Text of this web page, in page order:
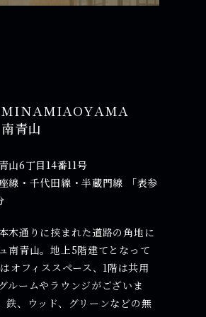
MINAMIAOYAMA
⻘⼭
⼭6丁⽬14番11号
線・千代⽥線・半蔵⾨線 「表参
木通りに挟まれた道路の角地に
南青山。地上5階建てとなって
オフィススペース、1階は共用
ルームやラウンジがございま
鉄、ウッド、グリーンなどの無